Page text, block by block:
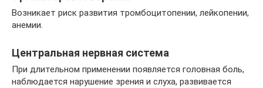
Возникает риск развития тромбоцитопении, лейкопении,
анемии.
Центральная нервная система
При длительном применении появляется головная боль,
наблюдается нарушение зрения и слуха, развивается